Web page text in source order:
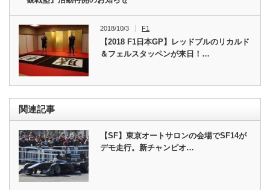
2018/10/3 F1
【2018 F1日本GP】レッドブルのリカルド
＆フェルスタッペンが来日！…
関連記事
【SF】東京オートサロンの会場でSF14が
デモ走行。新チャンピオ…